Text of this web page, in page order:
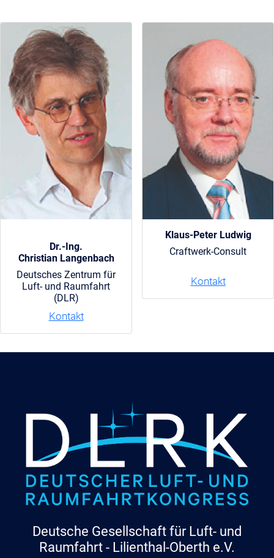
Dr.-Ing.
Christian Langenbach
Deutsches Zentrum für
Luft- und Raumfahrt
(DLR)
Kontakt
Klaus-Peter Ludwig
Craftwerk-Consult
Kontakt
Deutsche Gesellschaft für Luft- und
Raumfahrt - Lilienthal-Oberth e.V.